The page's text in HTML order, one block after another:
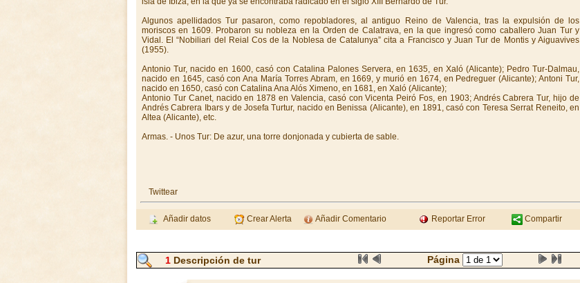
Algunos apellidados Tur pasaron, como repobladores, al antiguo Reino de Valencia, tras la expulsión de los
moriscos en 1609. Probaron su nobleza en la Orden de Calatrava, en la que ingresó como caballero Juan Tur y
Vidal. El “Nobiliari del Reial Cos de la Noblesa de Catalunya” cita a Francisco y Juan Tur de Montis y Aiguavives
(1955).
Antonio Tur, nacido en 1600, casó con Catalina Palones Servera, en 1635, en Xaló (Alicante); Pedro Tur-Dalmau,
nacido en 1645, casó con Ana María Torres Abram, en 1669, y murió en 1674, en Pedreguer (Alicante); Antoni Tur,
nacido en 1650, casó con Catalina Ana Alós Ximeno, en 1681, en Xaló (Alicante);
Antonio Tur Canet, nacido en 1878 en Valencia, casó con Vicenta Peiró Fos, en 1903; Andrés Cabrera Tur, hijo de
Andrés Cabrera Ibars y de Josefa Turtur, nacido en Benissa (Alicante), en 1891, casó con Teresa Serrat Reneito, en
Altea (Alicante), etc.
Armas. - Unos Tur: De azur, una torre donjonada y cubierta de sable.
Twittear
Añadir datos Crear Alerta Añadir Comentario Reportar Error Compartir
1Descripción de tur Página